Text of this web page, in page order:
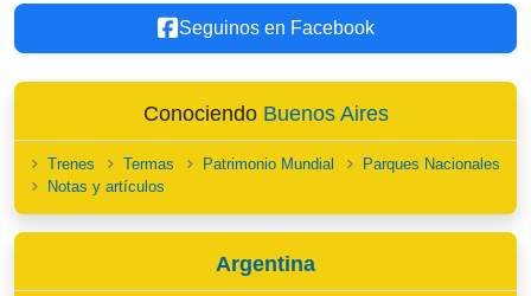
Seguinos en Facebook
Conociendo Buenos Aires
Trenes Termas Patrimonio Mundial
Parques Nacionales
Notas y artículos
Argentina